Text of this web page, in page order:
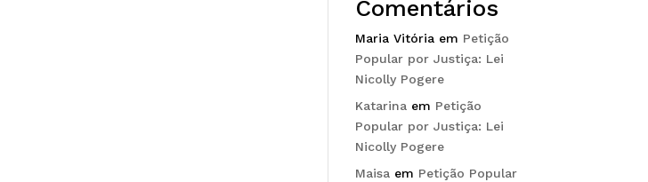
Comentários
Maria Vitória em Petição
Popular por Justiça: Lei
Nicolly Pogere
Katarina em Petição
Popular por Justiça: Lei
Nicolly Pogere
Maisa em Petição Popular